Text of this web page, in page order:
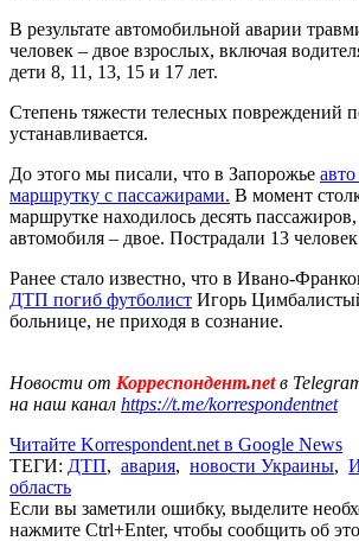
В результате автомобильной аварии
человек – двое взрослых, включая
дети 8, 11, 13, 15 и 17 лет.
Степень тяжести телесных повреждений
устанавливается.
До этого мы писали, что в Запорожье
маршрутку с пассажирами. В момент
маршрутке находилось десять
автомобиля – двое. Пострадали 13
Ранее стало известно, что в Ивано-
ДТП погиб футболист Игорь
больнице, не приходя в сознание.
Новости от Корреспондент.netв
на наш канал https://t.me/korrespondentnet
Читайте Korrespondent.net в Google News
ТЕГИ: ДТП, авария, новости Украины,
область
Если вы заметили ошибку, выделите
нажмите Ctrl+Enter, чтобы сообщить об